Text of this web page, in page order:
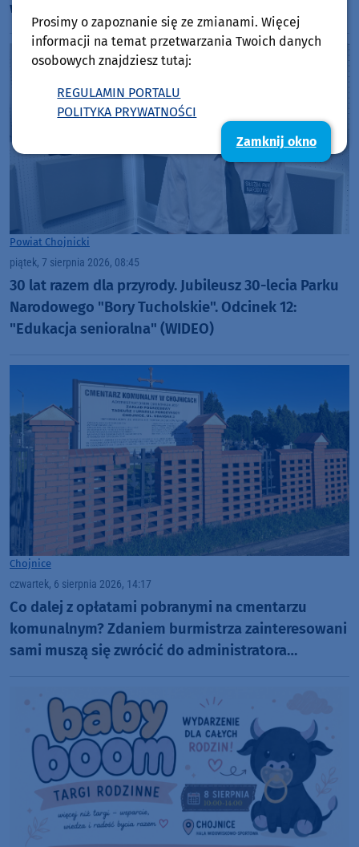
wojewódzkiej 212. Część miejska już powstaje
Powiat Chojnicki
piątek, 7 sierpnia 2026, 08:45
30 lat razem dla przyrody. Jubileusz 30-lecia Parku
Narodowego "Bory Tucholskie". Odcinek 12:
"Edukacja senioralna" (WIDEO)
Chojnice
czwartek, 6 sierpnia 2026, 14:17
Co dalej z opłatami pobranymi na cmentarzu
komunalnym? Zdaniem burmistrza zainteresowani
sami muszą się zwrócić do administratora
Prosimy o zapoznanie się ze zmianami. Więcej
informacji na temat przetwarzania Twoich danych
osobowych znajdziesz tutaj:
REGULAMIN PORTALU
POLITYKA PRYWATNOŚCI
Zamknij okno